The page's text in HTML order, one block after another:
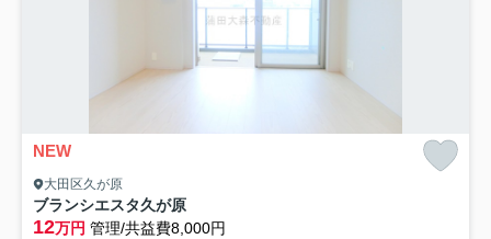
NEW
大田区久が原
ブランシエスタ久が原
12万円 管理/共益費8,000円